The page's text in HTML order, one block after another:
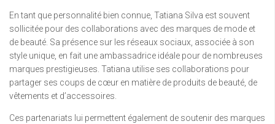
En tant que personnalité bien connue, Tatiana Silva est souvent
sollicitée pour des collaborations avec des marques de mode et
de beauté. Sa présence sur les réseaux sociaux, associée à son
style unique, en fait une ambassadrice idéale pour de nombreuses
marques prestigieuses. Tatiana utilise ses collaborations pour
partager ses coups de cœur en matière de produits de beauté, de
vêtements et d’accessoires.
Ces partenariats lui permettent également de soutenir des marques